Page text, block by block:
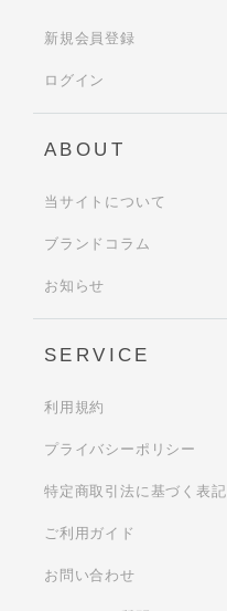
新規会員登録
ログイン
ABOUT
当サイトについて
ブランドコラム
お知らせ
SERVICE
利用規約
プライバシーポリシー
特定商取引法に基づく表記
ご利用ガイド
お問い合わせ